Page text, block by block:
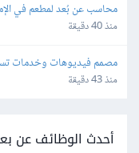
محاسب عن بُعد لمطعم في
منذ 40 دقيقة
مصمم فيديوهات وخدمات
منذ 43 دقيقة
أحدث الوظائف عن